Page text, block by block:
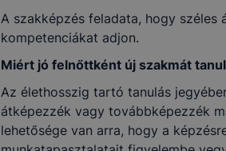
A szakképzés feladata, hogy
kompetenciákat adjon.
Miért jó felnőttként új szakmát
Az élethosszig tartó tanulás
átképezzék vagy továbbképezzék
lehetősége van arra, hogy a